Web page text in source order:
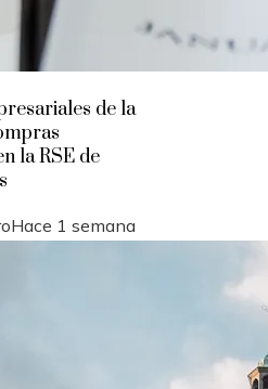
de la
la RSE de
Hace 1 semana